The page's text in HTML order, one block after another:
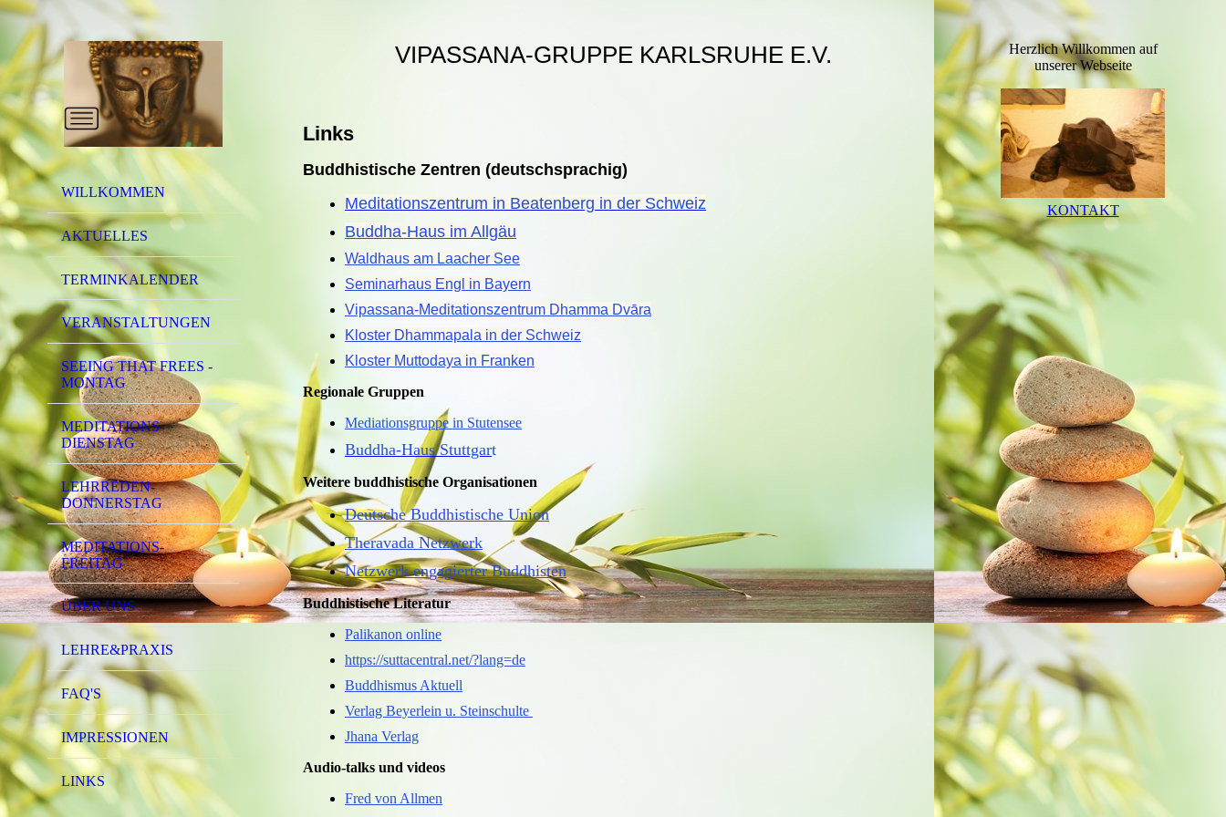
WILLKOMMEN
AKTUELLES
TERMINKALENDER
VERANSTALTUNGEN
SEEING THAT FREES -
MONTAG
MEDITATIONS-
DIENSTAG
LEHRREDEN-
DONNERSTAG
MEDITATIONS-
FREITAG
ÜBER UNS
LEHRE&PRAXIS
FAQ'S
IMPRESSIONEN
LINKS
VIPASSANA-GRUPPE KARLSRUHE E.V.
Links
Buddhistische Zentren (deutschsprachig)
Meditationszentrum in Beatenberg in der Schweiz
Buddha-Haus im Allgäu
Waldhaus am Laacher See
Seminarhaus Engl in Bayern
Vipassana-Meditationszentrum Dhamma Dvāra
Kloster Dhammapala in der Schweiz
Kloster Muttodaya in Franken
Regionale Gruppen
Mediationsgruppe in Stutensee
Buddha-Haus Stuttgart
Weitere buddhistische Organisationen
Deutsche Buddhistische Union
Theravada Netzwerk
Netzwerk engagierter Buddhisten
Buddhistische Literatur
Palikanon online
https://suttacentral.net/?lang=de
Buddhismus Aktuell
Verlag Beyerlein u. Steinschulte
Jhana Verlag
Audio-talks und videos
Fred von Allmen
Herzlich Willkommen auf
unserer Webseite
KONTAKT